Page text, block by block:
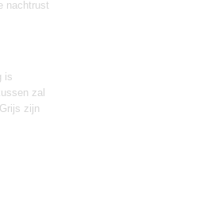
nachtrust
is
zal
zijn